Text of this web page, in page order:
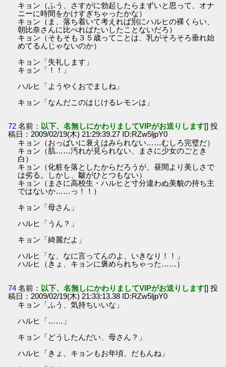
キョン（ふう、さすがに勃起したらまずいと思って、オナ
ニーに時間をかけすぎちゃったかな）
キョン（ま、落ち着いて考えれば別にハルヒの裸くらい、
朝比奈さんに比べればたいしたことないだろ）
キョン（そもそも３５歳ってことは、乳がそろそろ垂れ始
めてるんじゃないのか）
キョン「失礼します」
キョン「！！」
ハルヒ「ようやくおでましね」
キョン「なんだこのはじけるレモンは」
72 名前： 以下、名無しにかわりましてVIPがお送りします[] 投
稿日：2009/02/19(木) 21:29:39.27 ID:RZw5ljpY0
キョン（おっぱいに衰えはみられない……むしろ完璧だ）
キョン（肌……汚れが見られない、まさに少女のごとき
白）
キョン（化粧を落としたからだろうが、昼間より美しさで
は劣る。しかし、皺がひとつもない）
キョン（まさに高校生・ハルヒと寸分違わぬ美貌の持ち主
ではないか……っ！！）
キョン「母さん」
ハルヒ「うん？」
キョン「綺麗だよ」
ハルヒ「な、なに言ってんのよ、いきなり！！」
ハルヒ（きょ、キョンに褒められちゃった……）
74 名前： 以下、名無しにかわりましてVIPがお送りします[] 投
稿日：2009/02/19(木) 21:33:13.38 ID:RZw5ljpY0
キョン「ふう、気持ちいいな」
ハルヒ「……」
キョン「どうしたんだい、母さん？」
ハルヒ「きょ、キョンもお年頃、だもんね」